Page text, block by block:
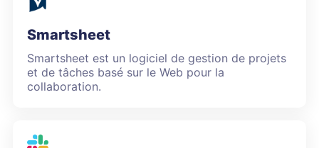
Smartsheet
Smartsheet est un logiciel de gestion de projets
et de tâches basé sur le Web pour la
collaboration.